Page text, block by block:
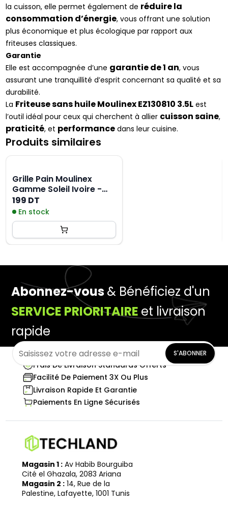
la cuisson, elle permet également de réduire la
consommation d’énergie, vous offrant une solution
plus économique et plus écologique par rapport aux
friteuses classiques.
Garantie
Elle est accompagnée d’une garantie de 1 an, vous
assurant une tranquillité d’esprit concernant sa qualité et sa
durabilité.
La Friteuse sans huile Moulinex EZ130810 3.5L est
l’outil idéal pour ceux qui cherchent à allier cuisson saine,
praticité, et performance dans leur cuisine.
Produits similaires
Grille Pain Moulinex
Gamme Soleil Ivoire -
Blanc
199 DT
En stock
Abonnez-vous& Bénéficiez d'un
SERVICE PRIORITAIRE et livraison
rapide
S'ABONNER
Frais De Livraison Standards Offerts
Facilité De Paiement 3X Ou Plus
Livraison Rapide Et Garantie
Paiements En Ligne Sécurisés
Magasin 1 : Av Habib Bourguiba
Cité el Ghazala, 2083 Ariana
Magasin 2 : 14, Rue de la
Palestine, Lafayette, 1001 Tunis